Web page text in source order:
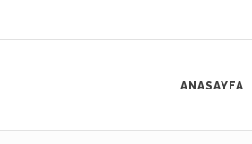
ANASAYFA